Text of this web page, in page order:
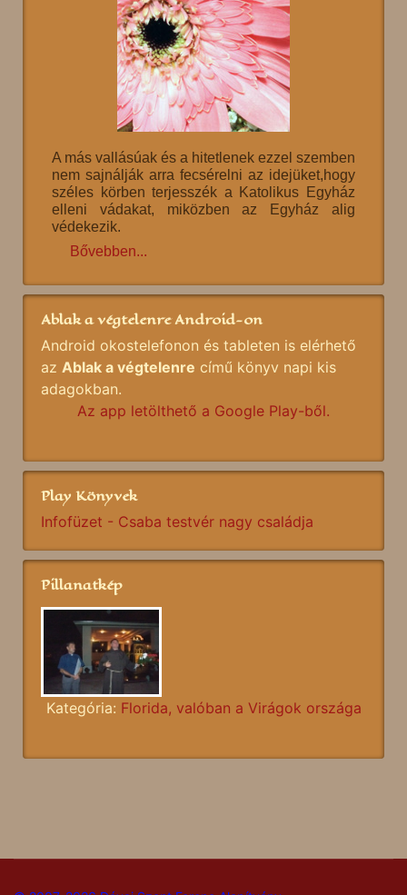
A más vallásúak és a hitetlenek ezzel szemben
nem sajnálják arra fecsérelni az idejüket,hogy
széles körben terjesszék a Katolikus Egyház
elleni vádakat, miközben az Egyház alig
védekezik.
Bővebben...
Ablak a végtelenre Android-on
Android okostelefonon és tableten is elérhető
az Ablak a végtelenre című könyv napi kis
adagokban.
Az app letölthető a Google Play-ből.
Play Könyvek
Infofüzet - Csaba testvér nagy családja
Pillanatkép
Kategória: Florida, valóban a Virágok országa